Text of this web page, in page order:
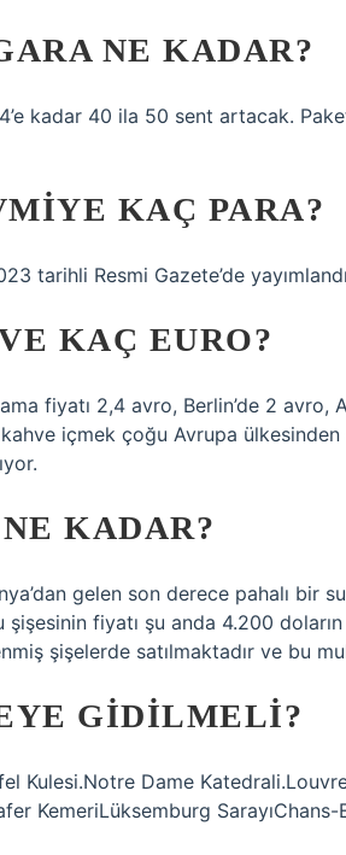
NE KADAR?
kadar 40 ila 50 sent artacak.
KAÇ PARA?
tarihli Resmi Gazete’de
KAÇ EURO?
fiyatı 2,4 avro, Berlin’de 2 avro,
içmek çoğu Avrupa
KADAR?
gelen son derece pahalı bir
fiyatı şu anda 4.200
şişelerde satılmaktadır ve bu
GIDILMELI?
Kulesi.Notre Dame
KemeriLüksemburg